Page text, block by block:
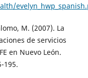
M. (2007). La
de servicios
en Nuevo León.
195.